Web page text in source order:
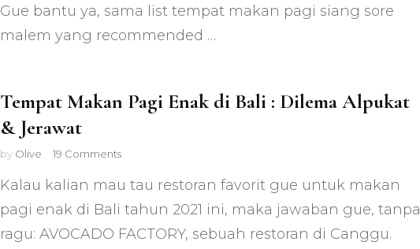
Dalam
Jam!
Gue bantu ya, sama list tempat makan pagi siang sore
malem yang recommended …
Tempat Makan Pagi Enak di Bali : Dilema Alpukat
& Jerawat
by Olive 19 Commentson
Makan
Enak
di
Kalau kalian mau tau restoran favorit gue untuk makan
pagi enak di Bali tahun 2021 ini, maka jawaban gue, tanpa
ragu: AVOCADO FACTORY, sebuah restoran di Canggu.